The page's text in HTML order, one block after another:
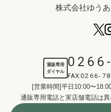
株式会社ゆう
通販専用
ダイヤル
FAX:0266-
[営業時間]平日10:00〜
通販専用電話と実店舗電話は